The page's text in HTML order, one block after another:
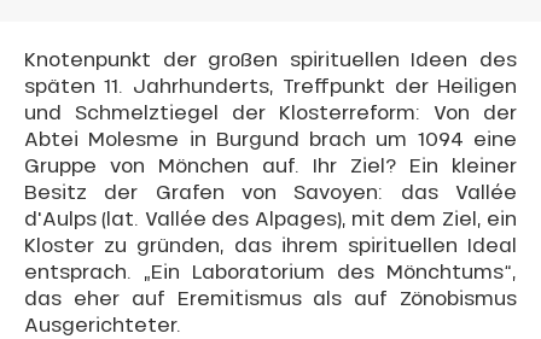
Knotenpunkt der großen spirituellen Ideen des
späten 11. Jahrhunderts, Treffpunkt der Heiligen
und Schmelztiegel der Klosterreform: Von der
Abtei Molesme in Burgund brach um 1094 eine
Gruppe von Mönchen auf. Ihr Ziel? Ein kleiner
Besitz der Grafen von Savoyen: das Vallée
d'Aulps (lat. Vallée des Alpages), mit dem Ziel, ein
Kloster zu gründen, das ihrem spirituellen Ideal
entsprach. „Ein Laboratorium des Mönchtums“,
das eher auf Eremitismus als auf Zönobismus
Ausgerichteter.